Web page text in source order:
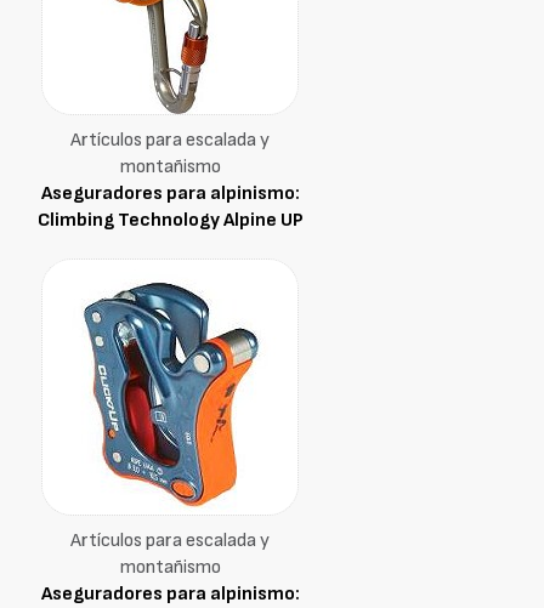
Artículos para escalada y
montañismo
Aseguradores para alpinismo:
Climbing Technology Alpine UP
Artículos para escalada y
montañismo
Aseguradores para alpinismo: